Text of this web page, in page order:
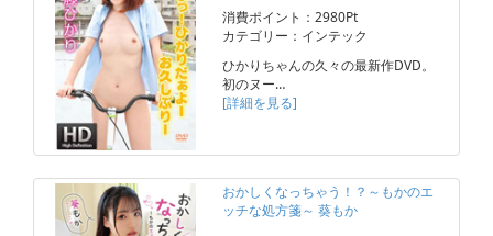
消費ポイント：2980Pt
カテゴリー：インテック
ひかりちゃんの久々の最新作DVD。
初のヌー…
[詳細を見る]
おかしくなっちゃう！？～もかのエ
ッチな処方箋～ 葵もか